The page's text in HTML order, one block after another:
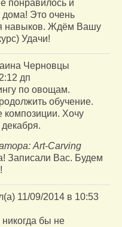
понравилось и
дома! Это очень
навыков. Ждём Вашу
Удачи!
Черновцы
дп
по овощам.
обучение.
композиции. Хочу
Art-Carving
Записали Вас. Будем
11/09/2014 в 10:53
бы не